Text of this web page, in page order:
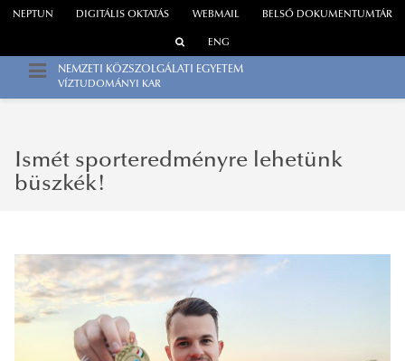
WEBMAIL
NEPTUN DIGITÁLIS OKTATÁS BELSŐ DOKUMENTUMTÁR
ENG
NEMZETI KÖZSZOLGÁLATI EGYETEM
VÍZTUDOMÁNYI KAR
Ismét sporteredményre lehetünk
büszkék!